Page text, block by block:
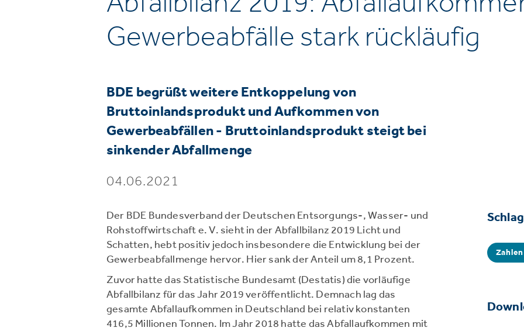
Gewerbeabfälle stark rückläufig
BDE begrüßt weitere Entkoppelung von
Bruttoinlandsprodukt und Aufkommen von
Gewerbeabfällen - Bruttoinlandsprodukt steigt bei
sinkender Abfallmenge
04.06.2021
Der BDE Bundesverband der Deutschen Entsorgungs-, Wasser- und
Rohstoffwirtschaft e. V. sieht in der Abfallbilanz 2019 Licht und
Schatten, hebt positiv jedoch insbesondere die Entwicklung bei der
Gewerbeabfallmenge hervor. Hier sank der Anteil um 8,1 Prozent.
Zuvor hatte das Statistische Bundesamt (Destatis) die vorläufige
Abfallbilanz für das Jahr 2019 veröffentlicht. Demnach lag das
gesamte Abfallaufkommen in Deutschland bei relativ konstanten
416,5 Millionen Tonnen. Im Jahr 2018 hatte das Abfallaufkommen mit